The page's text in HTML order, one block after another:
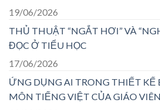
19/06/2026
THỦ THUẬT “NGẮT HƠI” VÀ
ĐỌC Ở TIỂU HỌC
17/06/2026
ỨNG DỤNG AI TRONG THIẾT
MÔN TIẾNG VIỆT CỦA GIÁO